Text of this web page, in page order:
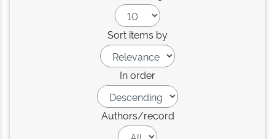
Sort items by
In order
Authors/record